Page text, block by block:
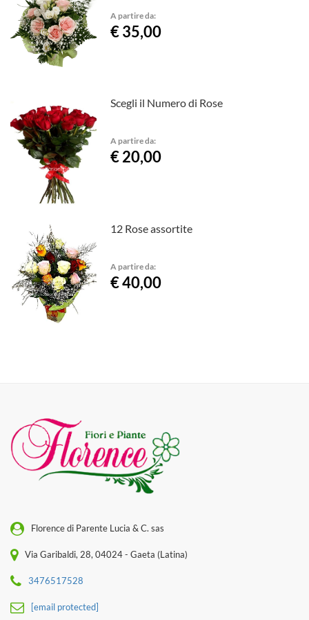
A partire da:
€ 35,00
Scegli il Numero di Rose
A partire da:
€ 20,00
12 Rose assortite
A partire da:
€ 40,00
Florence di Parente Lucia & C. sas
Via Garibaldi, 28, 04024 - Gaeta (Latina)
3476517528
[email protected]